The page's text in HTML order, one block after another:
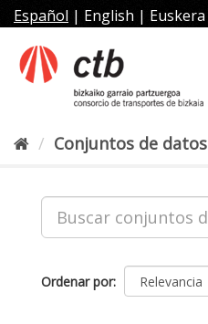
al
contenido
Español | English | Euskera
Conjuntos de datos
Ordenar por